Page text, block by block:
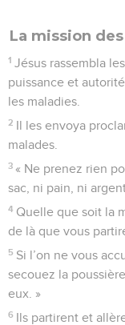
La mission
1 Jésus rassembla
puissance et
les maladies.
2 Il les envoya
malades.
3 « Ne prenez rien
sac, ni pain, ni
4 Quelle que soit la
de là que vous
5 Si l’on ne vous
secouez la
eux. »
6 Ils partirent et